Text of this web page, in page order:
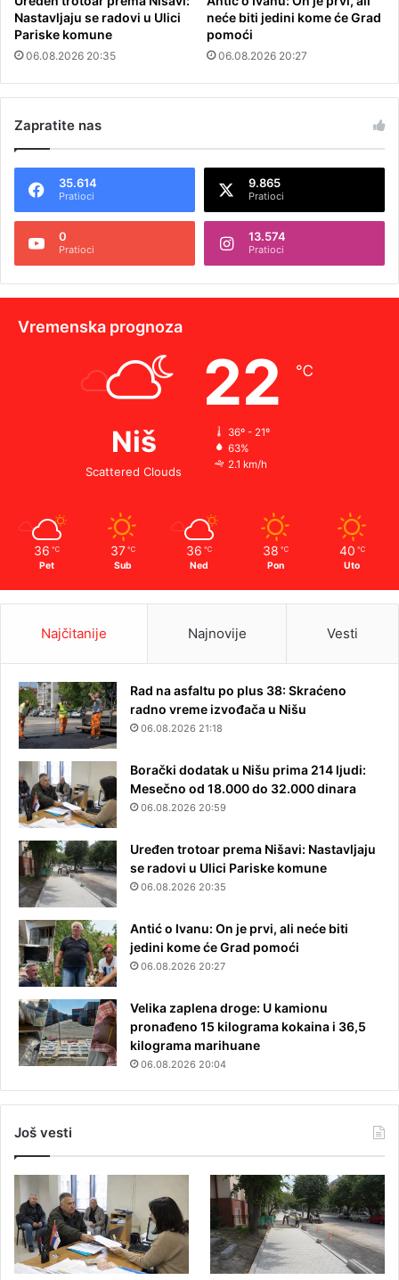
Nastavljaju se radovi u Ulici
Pariske komune
06.08.2026 20:35
neće biti jedini kome će Grad
pomoći
06.08.2026 20:27
Zapratite nas
35.614
Pratioci
9.865
Pratioci
0
Pratioci
13.574
Pratioci
Vremenska prognoza
Niš
Scattered Clouds
22 ℃
36º - 21º
63%
2.1 km/h
36 ℃
Pet
37 ℃
Sub
36 ℃
Ned
38 ℃
Pon
40 ℃
Uto
Najčitanije Najnovije Vesti
Rad na asfaltu po plus 38: Skraćeno
radno vreme izvođača u Nišu
06.08.2026 21:18
Borački dodatak u Nišu prima 214 ljudi:
Mesečno od 18.000 do 32.000 dinara
06.08.2026 20:59
Uređen trotoar prema Nišavi: Nastavljaju
se radovi u Ulici Pariske komune
06.08.2026 20:35
Antić o Ivanu: On je prvi, ali neće biti
jedini kome će Grad pomoći
06.08.2026 20:27
Velika zaplena droge: U kamionu
pronađeno 15 kilograma kokaina i 36,5
kilograma marihuane
06.08.2026 20:04
Još vesti